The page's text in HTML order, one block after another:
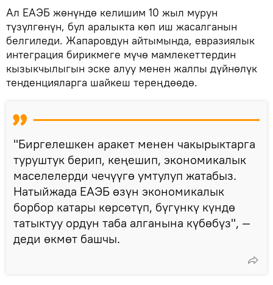
Ал ЕАЭБ жөнүндө келишим 10 жыл мурун
түзүлгөнүн, бул аралыкта көп иш жасалганын
белгиледи. Жапаровдун айтымында, евразиялык
интеграция бирикмеге мүчө мамлекеттердин
кызыкчылыгын эске алуу менен жалпы дүйнөлүк
тенденцияларга шайкеш тереңдөөдө.
"Биргелешкен аракет менен чакырыктарга
туруштук берип, кеңешип, экономикалык
маселелерди чечүүгө умтулуп жатабыз.
Натыйжада ЕАЭБ өзүн экономикалык
борбор катары көрсөтүп, бүгүнкү күндө
татыктуу ордун таба алганына күбөбүз", —
деди өкмөт башчы.